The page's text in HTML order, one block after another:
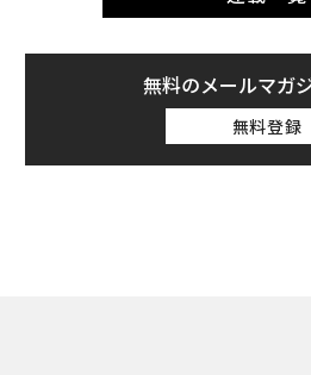
無料のメールマガ
無料登録